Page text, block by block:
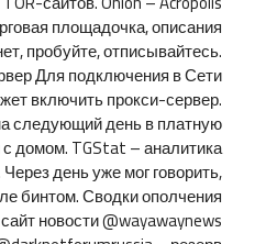
площадочка, описания
пробуйте, отписывайтесь.
Для подключения в Сети
включить прокси-сервер.
следующий день в платную
домом. TGStat – аналитика
день уже мог говорить,
бинтом. Сводки ополчения
новости @wayawaynews